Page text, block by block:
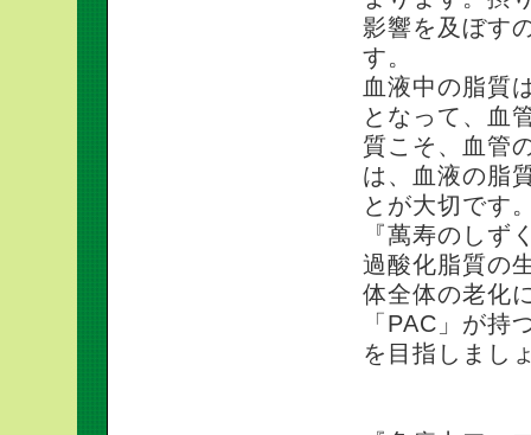
影響を及ぼす
す。
血液中の脂質
となって、血
質こそ、血管
は、血液の脂
とが大切です
『萬寿のしず
過酸化脂質の
体全体の老化
「PAC」が持
を目指しまし